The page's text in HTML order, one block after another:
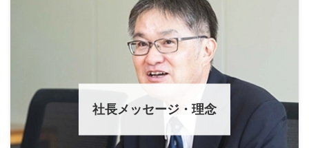
社長メッセージ・理念